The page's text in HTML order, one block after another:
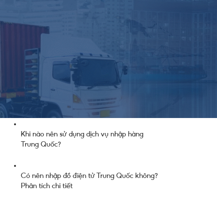
Thông Báo Chung Từ Công Ty
Tin Thị Trường
Bài Hay Nên Đọc
Thủ tục nhập khẩu kệ bếp nhựa từ Trung
Khi nào nên sử dụng dịch vụ nhập hàng
Trung Quốc?
Có nên nhập đồ điện tử Trung Quốc không?
Phân tích chi tiết